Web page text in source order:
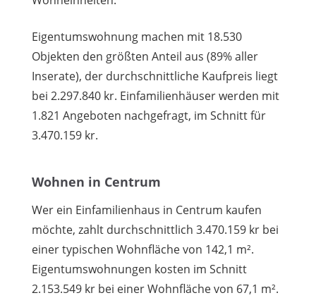
Eigentumswohnung machen mit 18.530
Objekten den größten Anteil aus (89% aller
Inserate), der durchschnittliche Kaufpreis liegt
bei 2.297.840 kr. Einfamilienhäuser werden mit
1.821 Angeboten nachgefragt, im Schnitt für
3.470.159 kr.
Wohnen in Centrum
Wer ein Einfamilienhaus in Centrum kaufen
möchte, zahlt durchschnittlich 3.470.159 kr bei
einer typischen Wohnfläche von 142,1 m².
Eigentumswohnungen kosten im Schnitt
2.153.549 kr bei einer Wohnfläche von 67,1 m².